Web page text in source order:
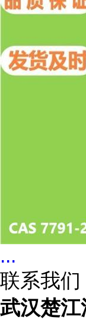
...
联系我们
武汉楚